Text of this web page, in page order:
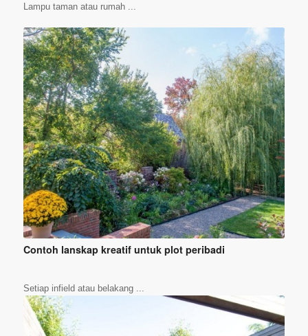
Lampu taman atau rumah ...
Contoh lanskap kreatif untuk plot peribadi
Setiap infield atau belakang ...